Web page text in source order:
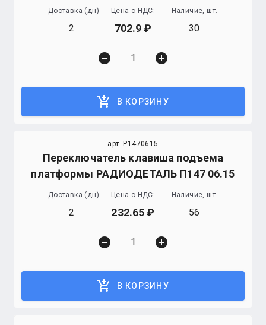
Доставка (дн)
2
Цена с НДС:
702.9
Наличие, шт.
30
remove_circle add_circle
add_shopping_cart В КОРЗИНУ
арт. P1470615
Переключатель клавиша подъема
платформы РАДИОДЕТАЛЬ П147 06.15
Доставка (дн)
2
Цена с НДС:
232.65
Наличие, шт.
56
remove_circle add_circle
add_shopping_cart В КОРЗИНУ